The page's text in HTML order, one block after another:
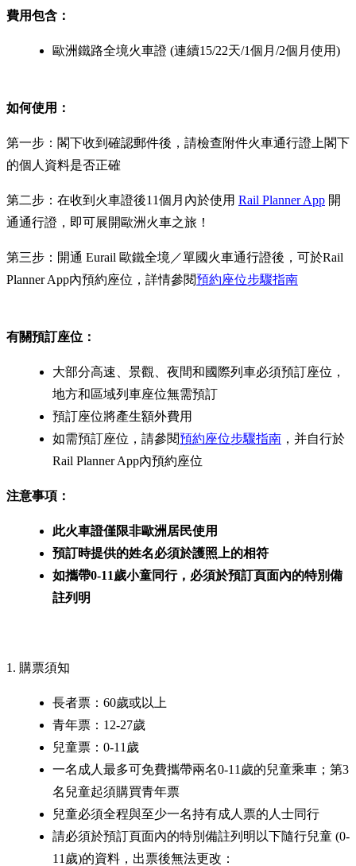
費用包含：
歐洲鐵路全境火車證 (連續15/22天/1個月/2個月使用)
如何使用：
第一步：閣下收到確認郵件後，請檢查附件火車通行證上閣下
的個人資料是否正確
第二步：在收到火車證後11個月內於使用 Rail Planner App 開
通通行證，即可展開歐洲火車之旅！
第三步：開通 Eurail 歐鐵全境／單國火車通行證後，可於Rail
Planner App內預約座位，詳情參閱預約座位步驟指南
有關預訂座位：
大部分高速、景觀、夜間和國際列車必須預訂座位，
地方和區域列車座位無需預訂
預訂座位將產生額外費用
如需預訂座位，請參閱預約座位步驟指南 ，并自行於
Rail Planner App內預約座位
注意事項：
此火車證僅限非歐洲居民使用
預訂時提供的姓名必須於護照上的相符
如攜帶0-11歲小童同行，必須於預訂頁面內的特別備
註列明
1. 購票須知
長者票：60歲或以上
青年票：12-27歲
兒童票：0-11歲
一名成人最多可免費攜帶兩名0-11歲的兒童乘車；第3
名兒童起須購買青年票
兒童必須全程與至少一名持有成人票的人士同行
請必須於預訂頁面內的特別備註列明以下隨行兒童 (0-
11歲)的資料，出票後無法更改：